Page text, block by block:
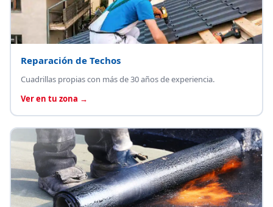
Reparación de Techos
Cuadrillas propias con más de 30 años de experiencia.
Ver en tu zona →